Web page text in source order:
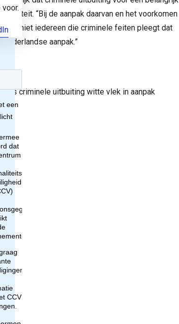
“Bij de aanpak daarvan en het voorkomen
dat niet iedereen die criminele feiten pleegt dat
aanpak.”
criminele uitbuiting witte vlek in aanpak